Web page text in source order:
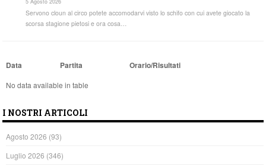
Servono cloun al circo potete accomodarvi visto lo schifo con cui avete giocato la
scorsa stagione pietosi e ora cosa…
Data Partita Orario/Risultati
No data available in table
I NOSTRI ARTICOLI
Agosto 2026 (93)
Luglio 2026 (346)